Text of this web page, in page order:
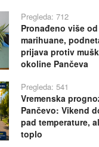
Pregleda: 712
Pronađeno više
marihuane,
prijava protiv
okoline Pančeva
Pregleda: 541
Vremenska
Pančevo: Vikend
pad temperature,
toplo